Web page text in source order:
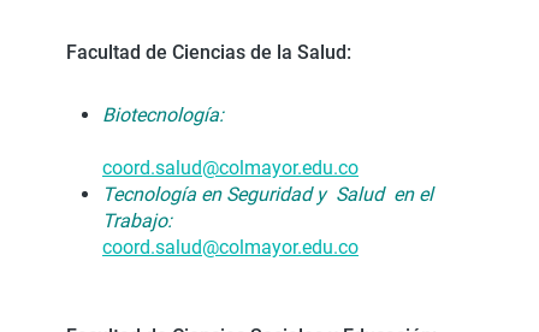
Facultad de Ciencias de la Salud:
Biotecnología:
coord.salud@colmayor.edu.co
Tecnología en Seguridad y Salud en el
Trabajo:
coord.salud@colmayor.edu.co